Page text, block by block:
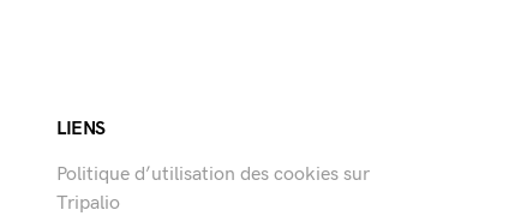
LIENS
Politique d’utilisation des cookies sur
Tripalio